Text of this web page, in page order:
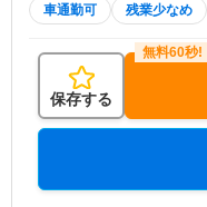
車通勤可 残業少なめ
保存する